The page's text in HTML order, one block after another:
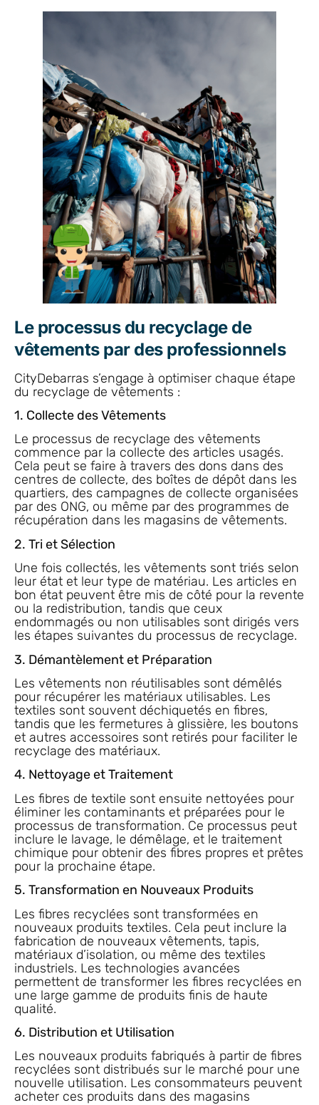
Le processus du recyclage de
vêtements par des professionnels
CityDebarras s’engage à optimiser chaque étape
du recyclage de vêtements :
1. Collecte des Vêtements
Le processus de recyclage des vêtements
commence par la collecte des articles usagés.
Cela peut se faire à travers des dons dans des
centres de collecte, des boîtes de dépôt dans les
quartiers, des campagnes de collecte organisées
par des ONG, ou même par des programmes de
récupération dans les magasins de vêtements.
2. Tri et Sélection
Une fois collectés, les vêtements sont triés selon
leur état et leur type de matériau. Les articles en
bon état peuvent être mis de côté pour la revente
ou la redistribution, tandis que ceux
endommagés ou non utilisables sont dirigés vers
les étapes suivantes du processus de recyclage.
3. Démantèlement et Préparation
Les vêtements non réutilisables sont démêlés
pour récupérer les matériaux utilisables. Les
textiles sont souvent déchiquetés en fibres,
tandis que les fermetures à glissière, les boutons
et autres accessoires sont retirés pour faciliter le
recyclage des matériaux.
4. Nettoyage et Traitement
Les fibres de textile sont ensuite nettoyées pour
éliminer les contaminants et préparées pour le
processus de transformation. Ce processus peut
inclure le lavage, le démêlage, et le traitement
chimique pour obtenir des fibres propres et prêtes
pour la prochaine étape.
5. Transformation en Nouveaux Produits
Les fibres recyclées sont transformées en
nouveaux produits textiles. Cela peut inclure la
fabrication de nouveaux vêtements, tapis,
matériaux d’isolation, ou même des textiles
industriels. Les technologies avancées
permettent de transformer les fibres recyclées en
une large gamme de produits finis de haute
qualité.
6. Distribution et Utilisation
Les nouveaux produits fabriqués à partir de fibres
recyclées sont distribués sur le marché pour une
nouvelle utilisation. Les consommateurs peuvent
acheter ces produits dans des magasins